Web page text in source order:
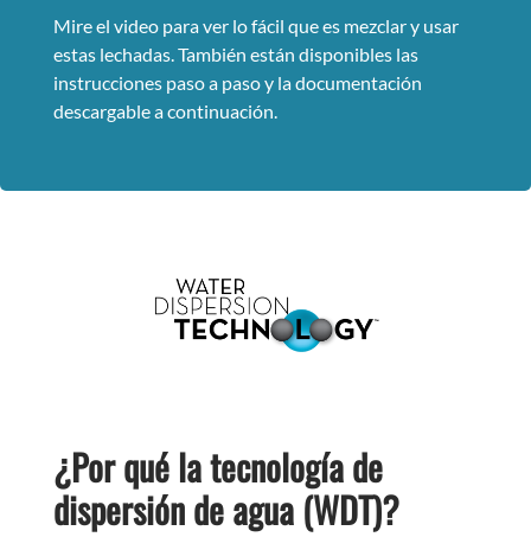
Mire el video para ver lo fácil que es mezclar y usar
estas lechadas. También están disponibles las
instrucciones paso a paso y la documentación
descargable a continuación.
¿Por qué la tecnología de
dispersión de agua (WDT)?